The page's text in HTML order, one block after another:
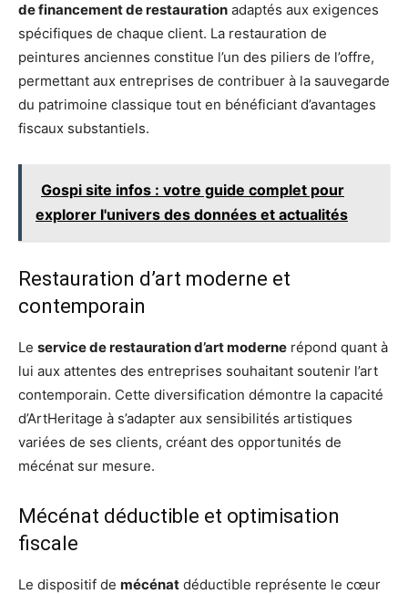
de financement de restauration adaptés aux exigences
spécifiques de chaque client. La restauration de
peintures anciennes constitue l’un des piliers de l’offre,
permettant aux entreprises de contribuer à la sauvegarde
du patrimoine classique tout en bénéficiant d’avantages
fiscaux substantiels.
Gospi site infos : votre guide complet pour
explorer l'univers des données et actualités
Restauration d’art moderne et
contemporain
Le service de restauration d’art moderne répond quant à
lui aux attentes des entreprises souhaitant soutenir l’art
contemporain. Cette diversification démontre la capacité
d’ArtHeritage à s’adapter aux sensibilités artistiques
variées de ses clients, créant des opportunités de
mécénat sur mesure.
Mécénat déductible et optimisation
fiscale
Le dispositif de mécénat déductible représente le cœur